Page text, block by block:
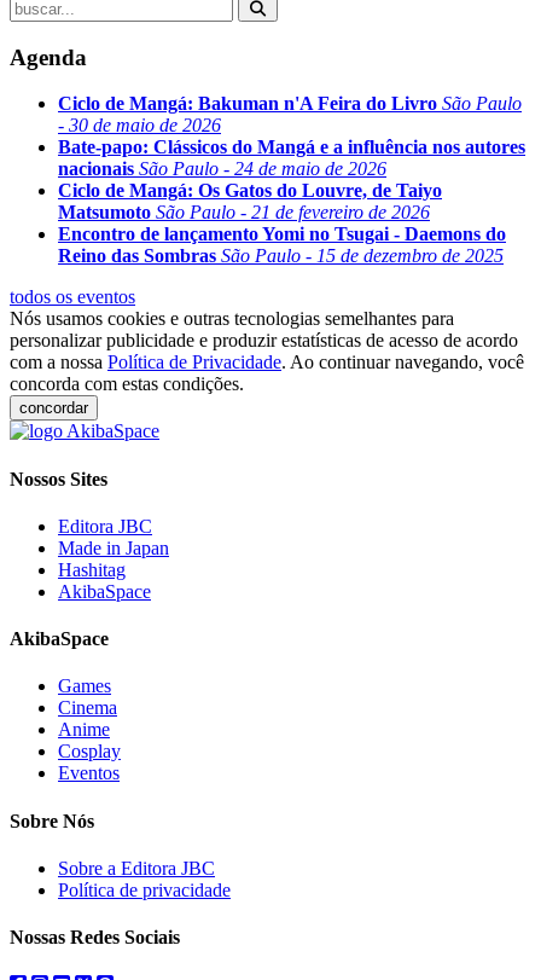
Agenda
Ciclo de Mangá: Bakuman n'A Feira do Livro São Paulo
- 30 de maio de 2026
Bate-papo: Clássicos do Mangá e a influência nos autores
nacionais São Paulo - 24 de maio de 2026
Ciclo de Mangá: Os Gatos do Louvre, de Taiyo
Matsumoto São Paulo - 21 de fevereiro de 2026
Encontro de lançamento Yomi no Tsugai - Daemons do
Reino das Sombras São Paulo - 15 de dezembro de 2025
todos os eventos
Nós usamos cookies e outras tecnologias semelhantes para
personalizar publicidade e produzir estatísticas de acesso de acordo
com a nossa Política de Privacidade. Ao continuar navegando, você
concorda com estas condições.
concordar
Nossos Sites
Editora JBC
Made in Japan
Hashitag
AkibaSpace
AkibaSpace
Games
Cinema
Anime
Cosplay
Eventos
Sobre Nós
Sobre a Editora JBC
Política de privacidade
Nossas Redes Sociais